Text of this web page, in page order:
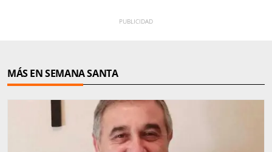
MÁS EN SEMANA SANTA